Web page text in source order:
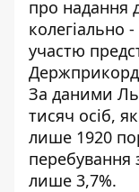
про надання
колегіально
участю
За даними
тисяч осіб,
лише 1920
перебування
лише 3,7%.